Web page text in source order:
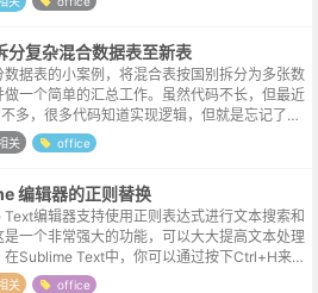
分复杂混合数据表至新表
数据表的小案例，将混合表按国别拆分为多张数
做一个简单的汇总工作。虽然代码不长，但最近
多，很多代码知道实现逻辑，但就是忘记了书
记录一下测试流程，方便查询。另外，简单功
件就能够满足要求...
关 office
编辑器的正则替换
Text编辑器支持使用正则表达式进行文本搜索和
是一个非常强大的功能，可以大大提高文本处理
在Sublime Text中，你可以通过按下Ctrl+H来打
框，并点击对话框中的[.*]按钮来启用正则表...
关 office